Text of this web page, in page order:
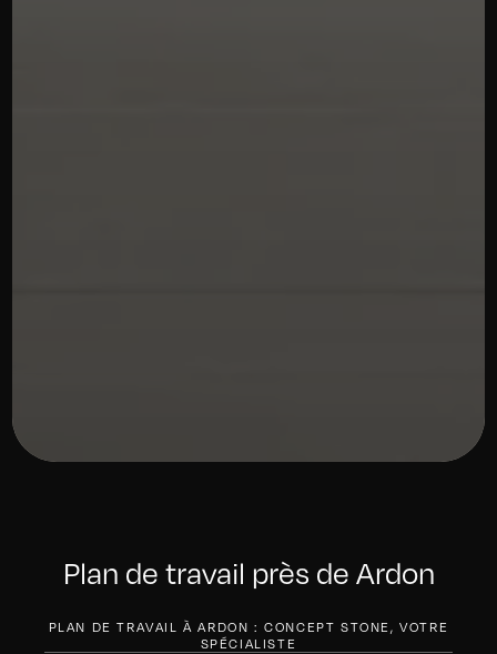
Plan de travail près de Ardon
PLAN DE TRAVAIL À ARDON : CONCEPT STONE, VOTRE
SPÉCIALISTE